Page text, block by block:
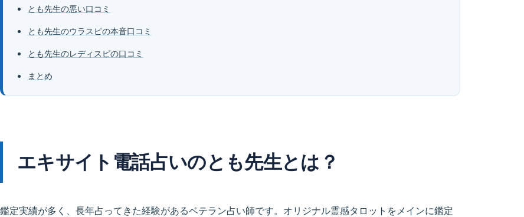
とも先生の悪い口コミ
とも先生のウラスピの本音口コミ
とも先生のレディスピの口コミ
まとめ
エキサイト電話占いのとも先生とは？
鑑定実績が多く、長年占ってきた経験があるベテラン占い師です。オリジナル霊感タロットをメインに鑑定